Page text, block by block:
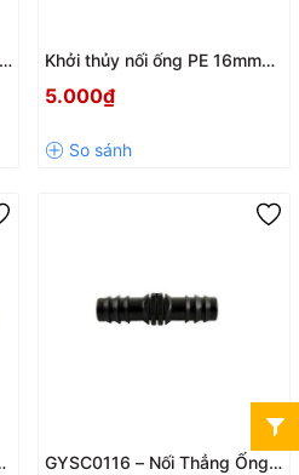
Khởi thủy nối ống PE 16mm
bền bỉ cho hệ thống tưới
5.000₫
GYSC0116 – Nối Thẳng Ống